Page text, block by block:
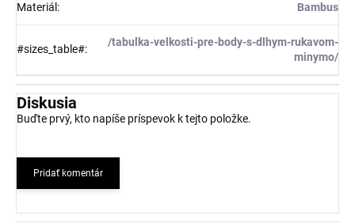
Materiál : Bambus
#sizes_table#:
/tabulka-velkosti-pre-body-s-dlhym-rukavom-
minymo/
Diskusia
Buďte prvý, kto napíše príspevok k tejto položke.
Pridať komentár